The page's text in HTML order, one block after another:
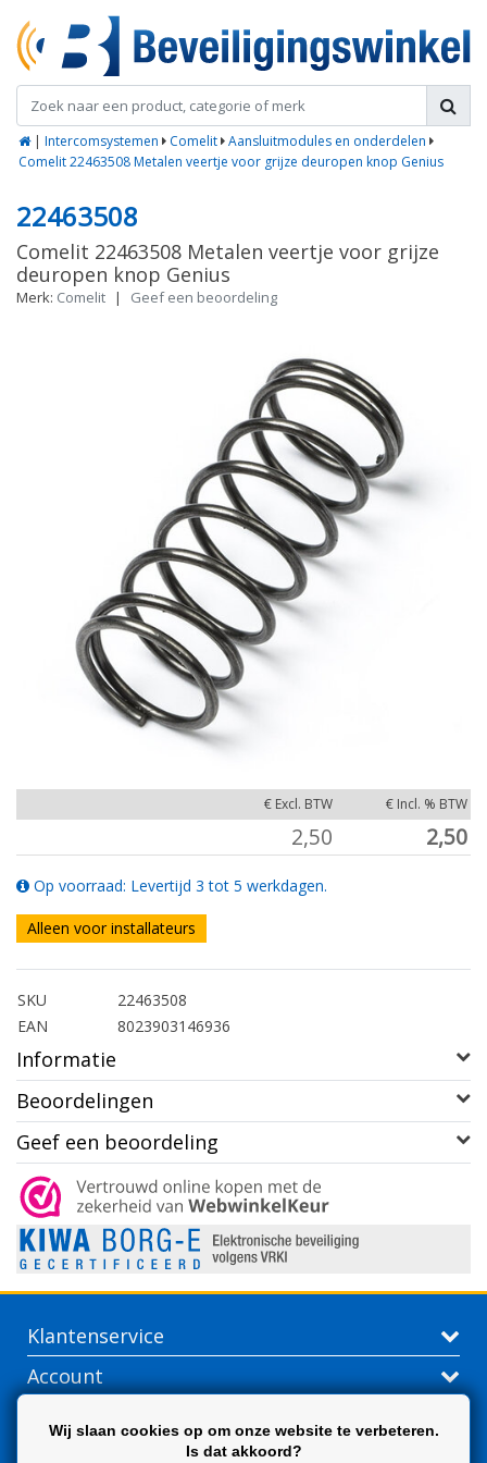
| Intercomsystemen Comelit Aansluitmodules en onderdelen
Comelit 22463508 Metalen veertje voor grijze deuropen knop Genius
22463508
Comelit 22463508 Metalen veertje voor grijze
deuropen knop Genius
Merk: Comelit | Geef een beoordeling
€ Excl. BTW € Incl. % BTW
2,50 2,50
Op voorraad: Levertijd 3 tot 5 werkdagen.
Alleen voor installateurs
SKU
22463508
EAN
8023903146936
Informatie
Beoordelingen
Geef een beoordeling
Klantenservice
Account
Wij slaan cookies op om onze website te verbeteren.
Is dat akkoord?